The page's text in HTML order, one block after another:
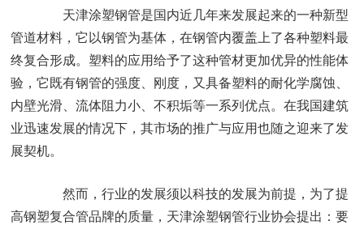
天津涂塑钢管是国内近几年来发展起来的一种新型
管道材料，它以钢管为基体，在钢管内覆盖上了各种塑料最
终复合形成。塑料的应用给予了这种管材更加优异的性能体
验，它既有钢管的强度、刚度，又具备塑料的耐化学腐蚀、
内壁光滑、流体阻力小、不积垢等一系列优点。在我国建筑
业迅速发展的情况下，其市场的推广与应用也随之迎来了发
展契机。
然而，行业的发展须以科技的发展为前提，为了提
高钢塑复合管品牌的质量，天津涂塑钢管行业协会提出：要